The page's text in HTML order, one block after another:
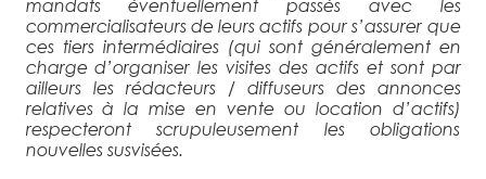
mandats éventuellement passés avec les
commercialisateurs de leurs actifs pour s’assurer que
ces tiers intermédiaires (qui sont généralement en
charge d’organiser les visites des actifs et sont par
ailleurs les rédacteurs / diffuseurs des annonces
relatives à la mise en vente ou location d’actifs)
respecteront scrupuleusement les obligations
nouvelles susvisées.